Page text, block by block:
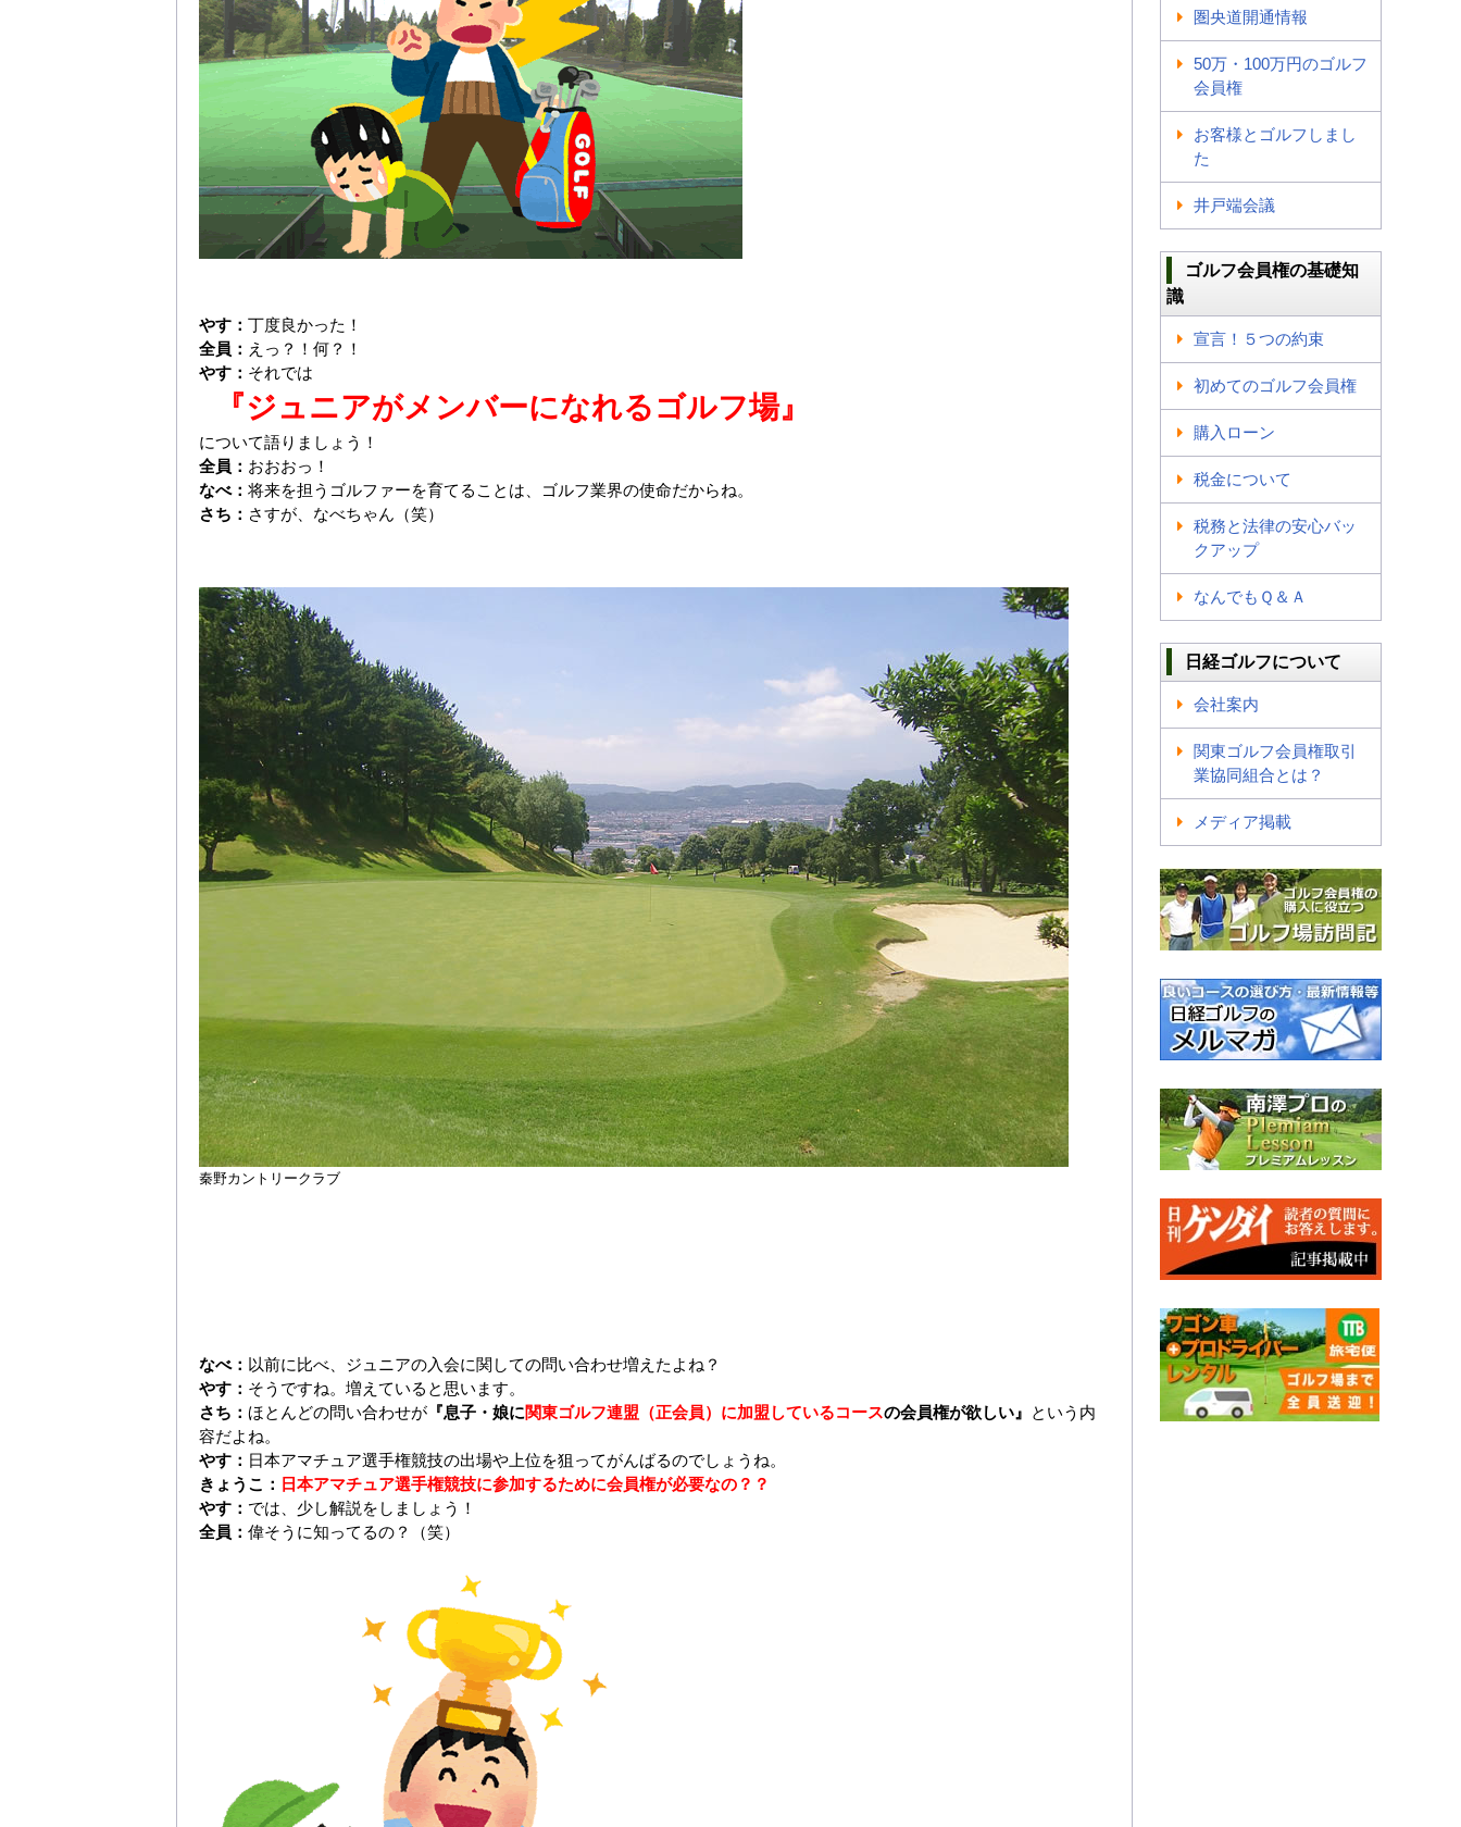
やす： 丁度良かった！
全員： えっ？！何？！
やす： それでは
『ジュニアがメンバーになれるゴルフ場』
について語りましょう！
全員： おおおっ！
なべ： 将来を担うゴルファーを育てることは、ゴルフ業界の使命だからね。
さち： さすが、なべちゃん（笑）
秦野カントリークラブ
なべ： 以前に比べ、ジュニアの入会に関しての問い合わせ増えたよね？
やす： そうですね。増えていると思います。
さち： ほとんどの問い合わせが 『息子・娘に関東ゴルフ連盟（正会員）に加盟しているコースの会員権が欲しい』 という内
容だよね。
やす： 日本アマチュア選手権競技の出場や上位を狙ってがんばるのでしょうね。
きょうこ： 日本アマチュア選手権競技に参加するために会員権が必要なの？？
やす： では、少し解説をしましょう！
全員： 偉そうに知ってるの？（笑）
圏央道開通情報
50万・100万円のゴルフ
会員権
お客様とゴルフしまし
た
井戸端会議
ゴルフ会員権の基礎知
識
宣言！５つの約束
初めてのゴルフ会員権
購入ローン
税金について
税務と法律の安心バッ
クアップ
なんでもＱ＆Ａ
日経ゴルフについて
会社案内
関東ゴルフ会員権取引
業協同組合とは？
メディア掲載